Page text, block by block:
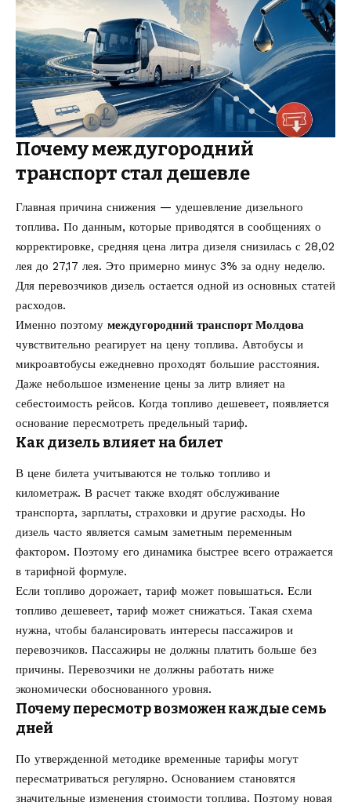
Почему междугородний
транспорт стал дешевле
Главная причина снижения — удешевление дизельного
топлива. По данным, которые приводятся в сообщениях о
корректировке, средняя цена литра дизеля снизилась с 28,02
лея до 27,17 лея. Это примерно минус 3% за одну неделю.
Для перевозчиков дизель остается одной из основных статей
расходов.
Именно поэтому междугородний транспорт Молдова
чувствительно реагирует на цену топлива. Автобусы и
микроавтобусы ежедневно проходят большие расстояния.
Даже небольшое изменение цены за литр влияет на
себестоимость рейсов. Когда топливо дешевеет, появляется
основание пересмотреть предельный тариф.
Как дизель влияет на билет
В цене билета учитываются не только топливо и
километраж. В расчет также входят обслуживание
транспорта, зарплаты, страховки и другие расходы. Но
дизель часто является самым заметным переменным
фактором. Поэтому его динамика быстрее всего отражается
в тарифной формуле.
Если топливо дорожает, тариф может повышаться. Если
топливо дешевеет, тариф может снижаться. Такая схема
нужна, чтобы балансировать интересы пассажиров и
перевозчиков. Пассажиры не должны платить больше без
причины. Перевозчики не должны работать ниже
экономически обоснованного уровня.
Почему пересмотр возможен каждые семь
дней
По утвержденной методике временные тарифы могут
пересматриваться регулярно. Основанием становятся
значительные изменения стоимости топлива. Поэтому новая